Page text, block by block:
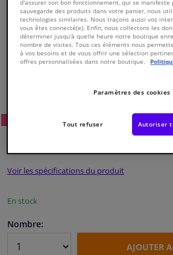
Fenêtres & accessoires
Intérieur & ameublement
Styling & Performance
Nettoyage & protection
Atelier & outils
Capteurs & électronique
VKJP 01018
Prix conseillé: € 17,
Voir les spécifications du produit
En stock
Nombre:
AJOUTER
d'assurer son bon fonctionnement, qui se manifeste
sauvegarde des produits dans votre panier, nous
technologies similaires. Nous traçons aussi vos
vous êtes connecté(e). Enfin, nous collectons les
déterminer jusqu'à quelle heure notre boutique
nombre de visites. Tous ces éléments nous
à vos besoins et de vous offrir une sélection
offres personnalisées dans notre boutique.
Paramètres des cookies
Tout refuser Autoriser